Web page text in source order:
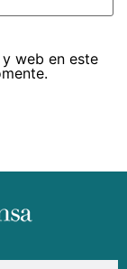
web en este